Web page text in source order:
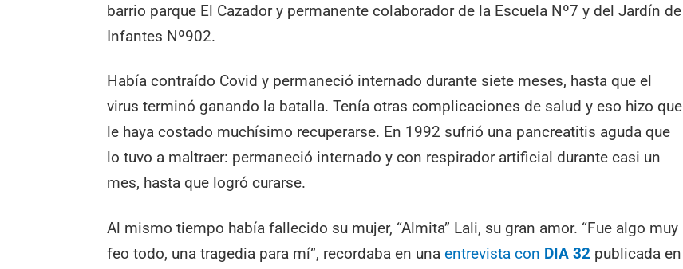
barrio parque El Cazador y permanente colaborador de la Escuela Nº7 y del Jardín de
Infantes Nº902.
Había contraído Covid y permaneció internado durante siete meses, hasta que el
virus terminó ganando la batalla. Tenía otras complicaciones de salud y eso hizo que
le haya costado muchísimo recuperarse. En 1992 sufrió una pancreatitis aguda que
lo tuvo a maltraer: permaneció internado y con respirador artificial durante casi un
mes, hasta que logró curarse.
Al mismo tiempo había fallecido su mujer, “Almita” Lali, su gran amor. “Fue algo muy
feo todo, una tragedia para mí”, recordaba en unaentrevista con DIA 32 publicada en